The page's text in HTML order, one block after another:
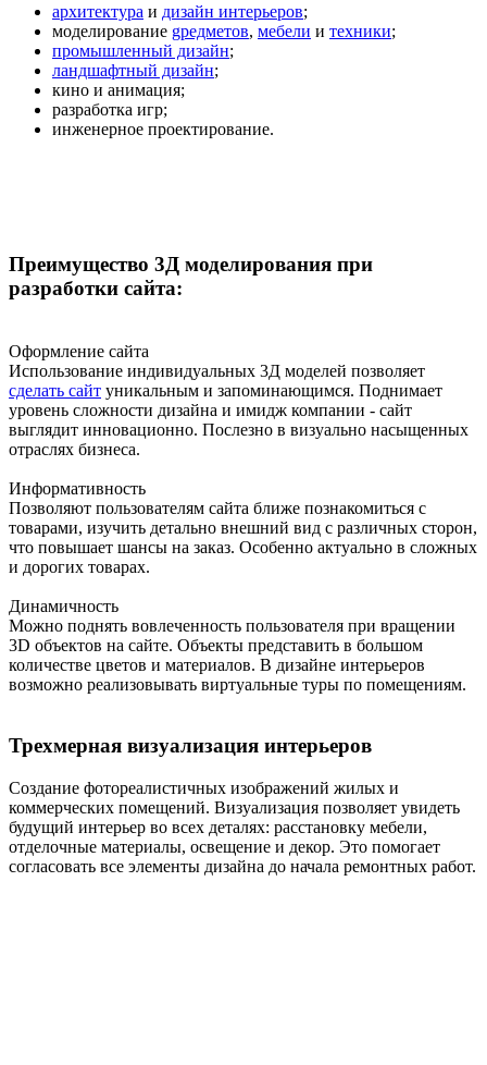
архитектура и дизайн интерьеров;
моделирование gредметов, мебели и техники;
промышленный дизайн;
ландшафтный дизайн;
кино и анимация;
разработка игр;
инженерное проектирование.
Преимущество 3Д моделирования при
разработки сайта:
Оформление сайта
Использование индивидуальных 3Д моделей позволяет
сделать сайт уникальным и запоминающимся. Поднимает
уровень сложности дизайна и имидж компании - сайт
выглядит инновационно. Послезно в визуально насыщенных
отраслях бизнеса.
Информативность
Позволяют пользователям сайта ближе познакомиться с
товарами, изучить детально внешний вид с различных сторон,
что повышает шансы на заказ. Особенно актуально в сложных
и дорогих товарах.
Динамичность
Можно поднять вовлеченность пользователя при вращении
3D объектов на сайте. Объекты представить в большом
количестве цветов и материалов. В дизайне интерьеров
возможно реализовывать виртуальные туры по помещениям.
Трехмерная визуализация интерьеров
Создание фотореалистичных изображений жилых и
коммерческих помещений. Визуализация позволяет увидеть
будущий интерьер во всех деталях: расстановку мебели,
отделочные материалы, освещение и декор. Это помогает
согласовать все элементы дизайна до начала ремонтных работ.